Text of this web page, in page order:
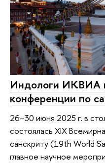
Индологи ИКВИА
конференции по
26–30 июня 2025 г. в
состоялась XIX
санскриту (19th World
главное научное